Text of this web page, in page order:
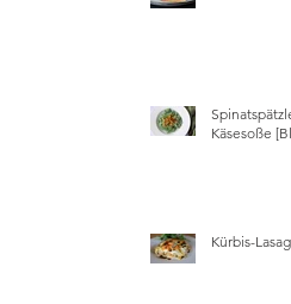
Käsesoße
Kürbis-